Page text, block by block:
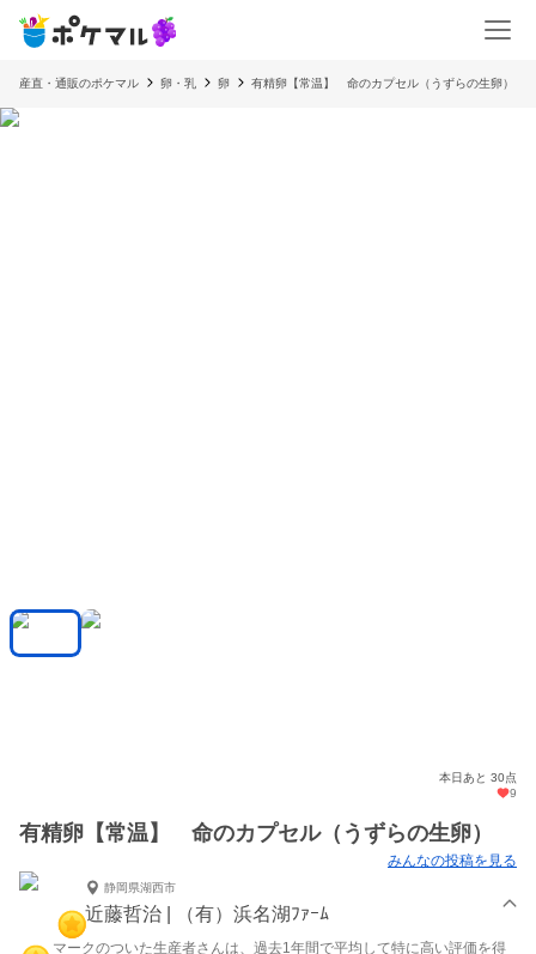
産直・通販のポケマル 卵・乳 卵 有精卵【常温】 命のカプセル（うずらの生卵）
本日あと 30点
9
有精卵【常温】 命のカプセル（うずらの生卵）
みんなの投稿を見る
静岡県湖西市
近藤哲治 | （有）浜名湖ﾌｧｰﾑ
マークのついた生産者さんは、過去1年間で平均して特に高い評価を得